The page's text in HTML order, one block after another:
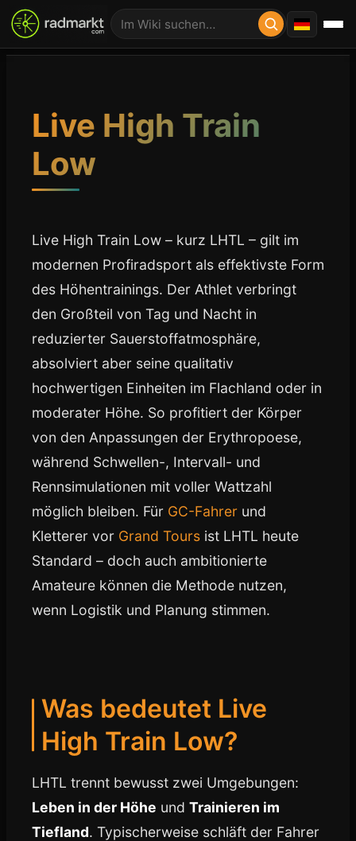
Live High Train
Low
Live High Train Low – kurz LHTL – gilt im
modernen Profiradsport als effektivste Form
des Höhentrainings. Der Athlet verbringt
den Großteil von Tag und Nacht in
reduzierter Sauerstoffatmosphäre,
absolviert aber seine qualitativ
hochwertigen Einheiten im Flachland oder in
moderater Höhe. So profitiert der Körper
von den Anpassungen der Erythropoese,
während Schwellen-, Intervall- und
Rennsimulationen mit voller Wattzahl
möglich bleiben. Für GC-Fahrer und
Kletterer vor Grand Tours ist LHTL heute
Standard – doch auch ambitionierte
Amateure können die Methode nutzen,
wenn Logistik und Planung stimmen.
Was bedeutet Live
High Train Low?
LHTL trennt bewusst zwei Umgebungen:
Leben in der Höhe und Trainieren im
Tiefland. Typischerweise schläft der Fahrer